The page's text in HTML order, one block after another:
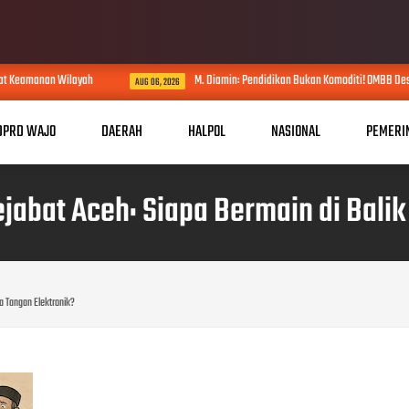
AUG 06, 2026 M. Diamin: Pendidikan Bukan Komoditi! OMBB Desak Evaluasi
WAJO DAERAH HALPOL NASIONAL
Aceh: Siapa Bermain di
Tangan Elektronik?